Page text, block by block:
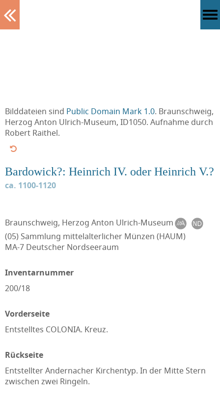
Bilddateien sind Public Domain Mark 1.0. Braunschweig,
Herzog Anton Ulrich-Museum, ID1050. Aufnahme durch
Robert Raithel.
Bardowick?: Heinrich IV. oder Heinrich V.?
ca. 1100-1120
Braunschweig, Herzog Anton Ulrich-Museum
(05) Sammlung mittelalterlicher Münzen (HAUM)
MA-7 Deutscher Nordseeraum
Inventarnummer
200/18
Vorderseite
Entstelltes COLONIA. Kreuz.
Rückseite
Entstellter Andernacher Kirchentyp. In der Mitte Stern
zwischen zwei Ringeln.